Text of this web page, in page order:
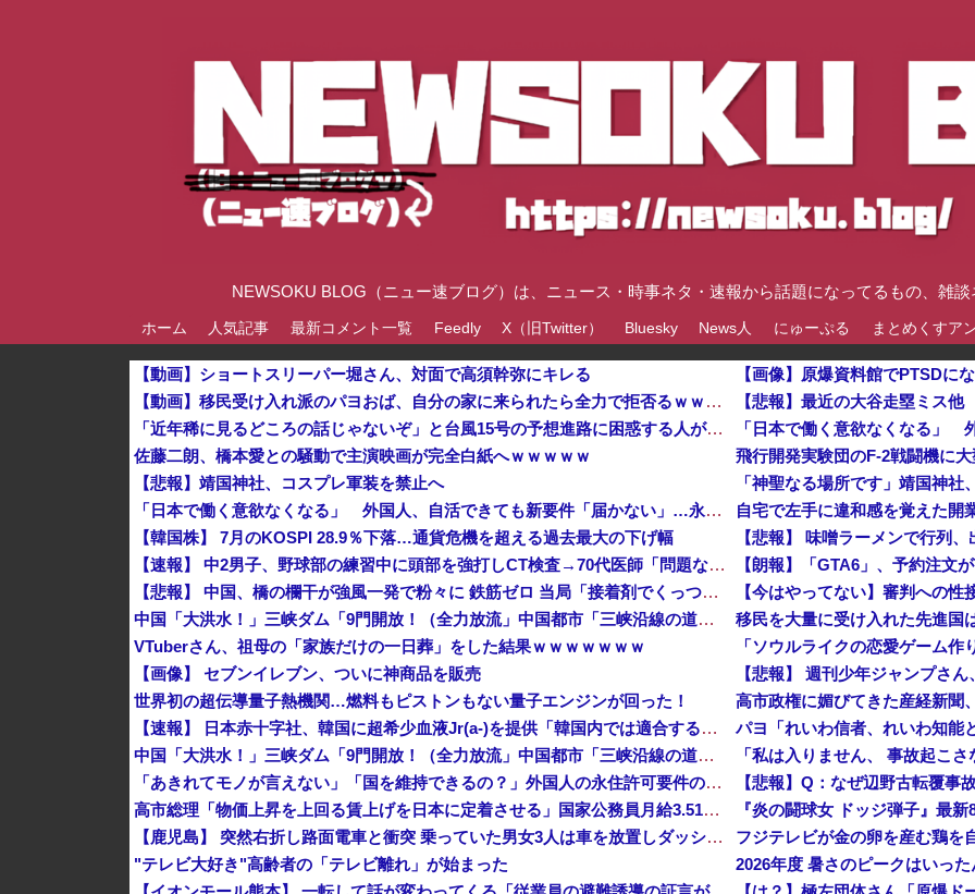
NEWSOKU BLOG（ニュー速ブログ）は、ニュース・時事ネタ・速報から話題になってるもの、雑
ホーム 人気記事 最新コメント一覧 Feedly X（旧Twitter） Bluesky News人 にゅーぷる まとめくすア
【動画】ショートスリーパー堀さん、対面で高須幹弥にキレる
【動画】移民受け入れ派のパヨおば、自分の家に来られたら全力で拒否るｗｗｗｗｗｗｗｗｗｗ
「近年稀に見るどころの話じゃないぞ」と台風15号の予想進路に困惑する人が多数、偏西風が全く通用していないんだけど……他
佐藤二朗、橋本愛との騒動で主演映画が完全白紙へｗｗｗｗｗ
【悲報】靖国神社、コスプレ軍装を禁止へ
「日本で働く意欲なくなる」 外国人、自活できても新要件「届かない」…永住許可厳格化で「日本離れ」か
【韓国株】 7月のKOSPI 28.9％下落…通貨危機を超える過去最大の下げ幅
【速報】 中2男子、野球部の練習中に頭部を強打しCT検査→70代医師「問題ないです」→中学生死亡「他人のCT画像みてました」
【悲報】 中国、橋の欄干が強風一発で粉々に 鉄筋ゼロ 当局「接着剤でくっつけただけ」「正常で、品質問題はない」
中国「大洪水！」三峡ダム「9門開放！（全力放流」中国都市「三峡沿線の道路水没」中国政府「高速道路封鎖！」中国ダム「緊急放流に合わせて開門（土砂崩れ発生」→
VTuberさん、祖母の「家族だけの一日葬」をした結果ｗｗｗｗｗｗｗ
【画像】 セブンイレブン、ついに神商品を販売
世界初の超伝導量子熱機関…燃料もピストンもない量子エンジンが回った！
【速報】 日本赤十字社、韓国に超希少血液Jr(a-)を提供「韓国内では適合する血液を確保できなかった」※今回で4回目
中国「大洪水！」三峡ダム「9門開放！（全力放流」中国都市「三峡沿線の道路水没」中国政府「高速道路封鎖！」中国ダム「緊急放流に合わせて開門（土砂崩れ発生」→
「あきれてモノが言えない」「国を維持できるの？」外国人の永住許可要件の厳格化で在日中国人の本音は？
高市総理「物価上昇を上回る賃上げを日本に定着させる」国家公務員月給3.51％増へ 地方公務員も追随する見通し
【鹿児島】 突然右折し路面電車と衝突 乗っていた男女3人は車を放置しダッシュで逃走中
"テレビ大好き"高齢者の「テレビ離れ」が始まった
【画像】原爆資料館でPTSDに
【悲報】最近の大谷走塁ミス他
「神聖なる場所です」靖国神
【悲報】 味噌ラーメンで行列、
【朗報】「GTA6」、予約注文
高市政権に媚びてきた産経新聞
2026年度 暑さのピークはいっ